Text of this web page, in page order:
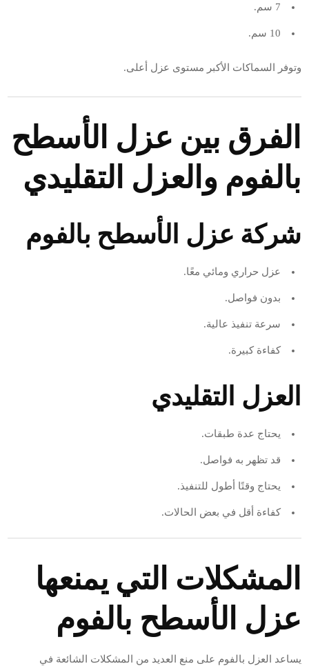
7 سم.
10 سم.
وتوفر السماكات الأكبر مستوى عزل أعلى.
الفرق بين عزل الأسطح
بالفوم والعزل التقليدي
شركة عزل الأسطح بالفوم
عزل حراري ومائي معًا.
بدون فواصل.
سرعة تنفيذ عالية.
كفاءة كبيرة.
العزل التقليدي
يحتاج عدة طبقات.
قد تظهر به فواصل.
يحتاج وقتًا أطول للتنفيذ.
كفاءة أقل في بعض الحالات.
المشكلات التي يمنعها
عزل الأسطح بالفوم
يساعد العزل بالفوم على منع العديد من المشكلات الشائعة في